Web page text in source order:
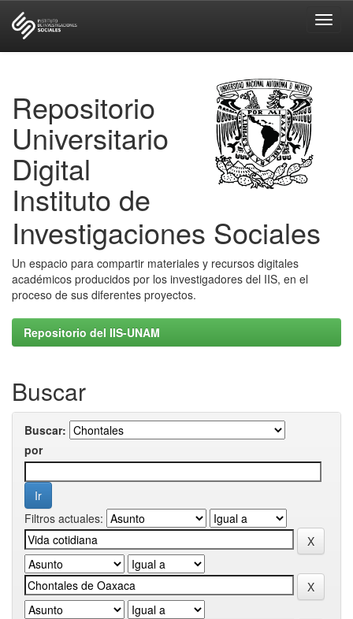
Repositorio
Universitario
Digital
Instituto de
Investigaciones Sociales
Un espacio para compartir materiales y recursos digitales
académicos producidos por los investigadores del IIS, en el
proceso de sus diferentes proyectos.
Repositorio del IIS-UNAM
Buscar
Buscar:
por
Filtros actuales: